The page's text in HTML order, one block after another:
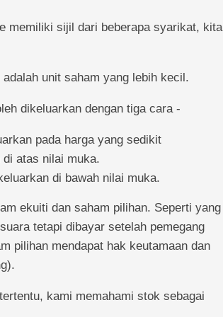
memiliki sijil dari beberapa syarikat, kita
unit saham yang lebih kecil.
dikeluarkan dengan tiga cara -
pada harga yang sedikit
atas nilai muka.
di bawah nilai muka.
ekuiti dan saham pilihan. Seperti yang
tetapi dibayar setelah pemegang
pilihan mendapat hak keutamaan dan
kami memahami stok sebagai